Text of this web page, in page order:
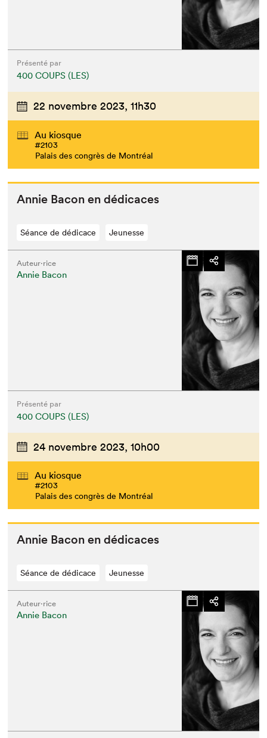
Présenté par
400 COUPS (LES)
22 novembre 2023, 11h30
Au kiosque
#2103
Palais des congrès de Montréal
Annie Bacon en dédicaces
Séance de dédicace Jeunesse
Auteur·rice
Annie Bacon
Présenté par
400 COUPS (LES)
24 novembre 2023, 10h00
Au kiosque
#2103
Palais des congrès de Montréal
Annie Bacon en dédicaces
Séance de dédicace Jeunesse
Auteur·rice
Annie Bacon